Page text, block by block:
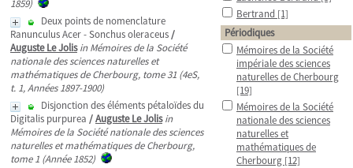
1859)
Deux points de nomenclature
Ranunculus Acer - Sonchus oleraceus/
Auguste Le Jolis in Mémoires de la Société
nationale des sciences naturelles et
mathématiques de Cherbourg, tome 31 (4eS,
t. 1, Années 1897-1900)
Disjonction des éléments pétaloïdes du
Digitalis purpurea /Auguste Le Jolis in
Mémoires de la Société nationale des sciences
naturelles et mathématiques de Cherbourg,
tome 1 (Année 1852)
Bertrand [1]
Périodiques
Mémoires de la Société
impériale des sciences
naturelles de Cherbourg
[19]
Mémoires de la Société
nationale des sciences
naturelles et
mathématiques de
Cherbourg [12]